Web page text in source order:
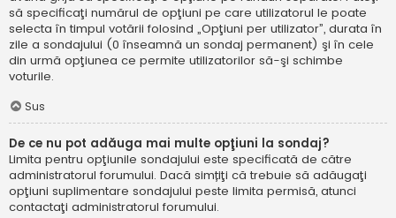
să specificaţi numărul de opţiuni pe care utilizatorul le poate
selecta în timpul votării folosind „Opţiuni per utilizator”, durata în
zile a sondajului (0 înseamnă un sondaj permanent) şi în cele
din urmă opţiunea ce permite utilizatorilor să-şi schimbe
voturile.
Sus
De ce nu pot adăuga mai multe opţiuni la sondaj?
Limita pentru opţiunile sondajului este specificată de către
administratorul forumului. Dacă simțiţi că trebuie să adăugaţi
opţiuni suplimentare sondajului peste limita permisă, atunci
contactaţi administratorul forumului.